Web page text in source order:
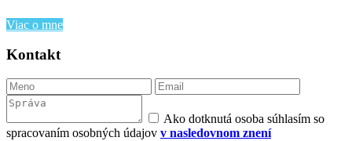
Viac o mne
Kontakt
Ako dotknutá osoba súhlasím so
spracovaním osobných údajov v nasledovnom znení